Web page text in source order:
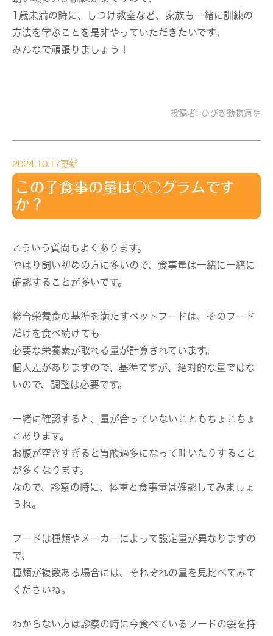
1歳未満の時に、しつけ教室など、家族も一緒に訓練の
方法を学ぶことを是非やっていただきたいです。
みんなで頑張りましょう！
投稿者: ひびき動物病院
2024.10.17更新
この子食事の量は〇〇グラムです
か？
こういう質問もよくあります。
やはり飼い初めの方に多いので、食事量は一緒に一緒に
確認することが多いです。
総合栄養食の基準を満たすペットフードは、そのフード
だけを食べ続けても
必要な栄養素が取れる量が計算されています。
個人差がありますので、基準ですが、絶対的な量ではな
いので、調整は必要です。
一緒に確認すると、量が合っていないこともちょこちょ
こあります。
お腹が空きすぎると胃酸過多になって吐いたりすること
が多くなります。
なので、診察の時に、体重と食事量は確認してみましょ
うね。
フードは種類やメーカーによって設定量が異なりますの
で、
種類が複数ある場合には、それぞれの量を見比べてみて
くださいね。
わからない方は診察の時に今食べているフードの袋を持